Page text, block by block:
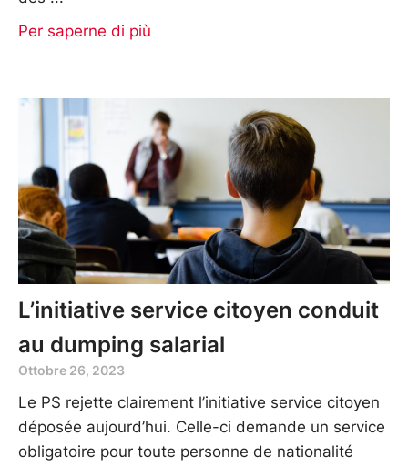
Per saperne di più
L’initiative service citoyen conduit
au dumping salarial
Ottobre 26, 2023
Le PS rejette clairement l’initiative service citoyen
déposée aujourd’hui. Celle-ci demande un service
obligatoire pour toute personne de nationalité